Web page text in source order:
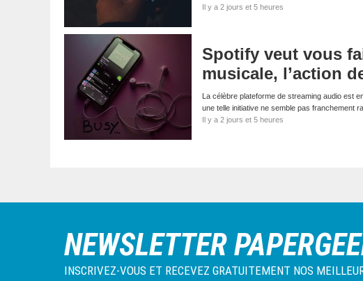
Il y a 2 jours et 5 heures
Spotify veut vous
musicale, l’action
La célèbre plateforme de streaming audio est
une telle initiative ne semble pas franchement
Il y a 2 jours et 5 heures
NEWSLETTER
INSCRIVEZ-VOUS ET RECEVEZ GRATUITEMENT NOS